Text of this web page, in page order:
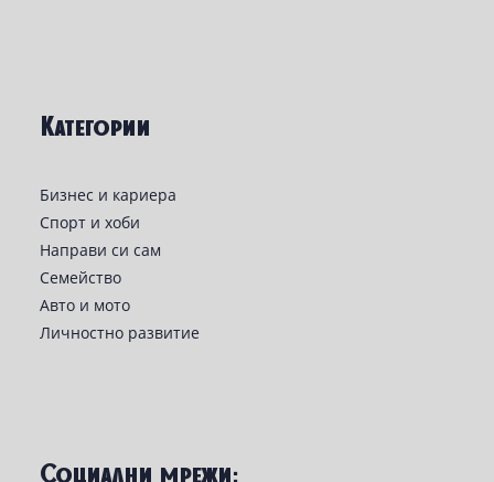
Категории
Бизнес и кариера
Спорт и хоби
Направи си сам
Семейство
Авто и мото
Личностно развитие
Социални мрежи: